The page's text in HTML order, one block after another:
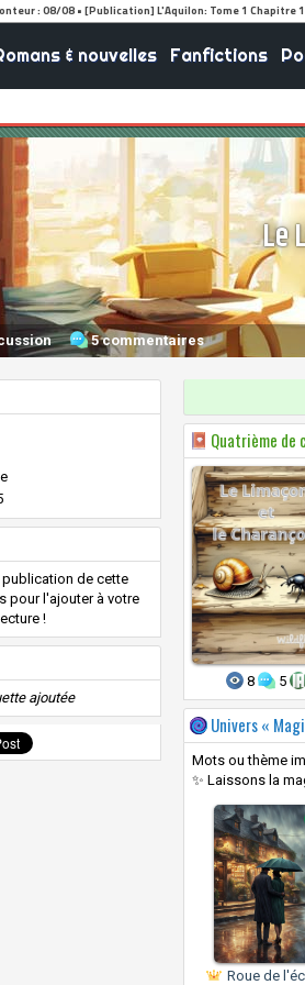
& nouvelles Fanfictions
Le
5 commentaires
publication de cette
pour l'ajouter à votre
!
ajoutée
Quatrième de
8 5
Univers «
Mots ou thème
✨ Laissons la
Roue de